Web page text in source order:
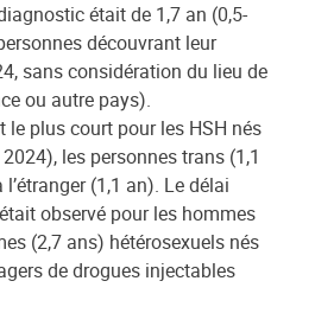
était de 1,7 an (0,5-
découvrant leur
sans considération du lieu de
ou autre pays).
le plus court pour les HSH nés
les personnes trans (1,1
(1,1 an). Le délai
observé pour les hommes
(2,7 ans) hétérosexuels nés
de drogues injectables